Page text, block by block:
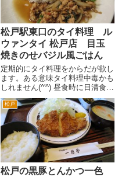
松戸駅東口のタイ料理 ル
ウァンタイ 松戸店 目玉
焼きのせバジル風ごはん
定期的にタイ料理をからだが欲し
ます。ある意味タイ料理中毒かも
しれません(^'^) 昼食時に日清食品
のカップトミヤムクンスープをた
まに飲んでいるんですが、やはり
インスタントじゃなくて本格的な
タイ料理が食べたくなりますね。
グラスはシンハービ...
松戸
松戸の黒豚とんかつ一色